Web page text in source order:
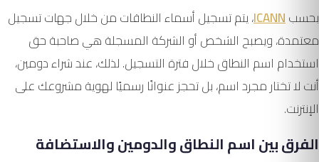
بحسبICANN، يتم تسجيل أسماء النطاقات من خلال جهات تسجيل
معتمدة، ويصبح الشخص أو الشركة المسجلة هي صاحبة حق
استخدام اسم النطاق خلال فترة التسجيل. لذلك، عند شراء دومين،
أنت لا تختار مجرد اسم، بل تحجز عنوانًا رسميًا لهوية مشروعك على
الإنترنت.
الفرق بين اسم النطاق والدومين والاستضافة